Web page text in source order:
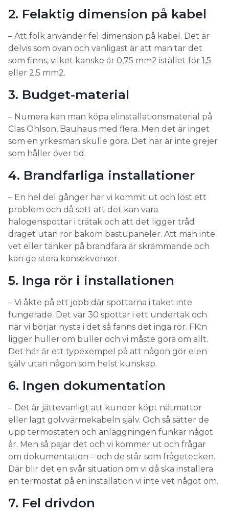
2. Felaktig dimension på kabel
– Att folk använder fel dimension på kabel. Det är
delvis som ovan och vanligast är att man tar det
som finns, vilket kanske är 0,75 mm2 istället för 1,5
eller 2,5 mm2.
3. Budget-material
– Numera kan man köpa elinstallationsmaterial på
Clas Ohlson, Bauhaus med flera. Men det är inget
som en yrkesman skulle göra. Det här är inte grejer
som håller över tid.
4. Brandfarliga installationer
– En hel del gånger har vi kommit ut och löst ett
problem och då sett att det kan vara
halogenspottar i trätak och att det ligger tråd
draget utan rör bakom bastupaneler. Att man inte
vet eller tänker på brandfara är skrämmande och
kan ge stora konsekvenser.
5. Inga rör i installationen
– Vi åkte på ett jobb där spottarna i taket inte
fungerade. Det var 30 spottar i ett undertak och
när vi börjar nysta i det så fanns det inga rör. FK:n
ligger huller om buller och vi måste göra om allt.
Det här är ett typexempel på att någon gör elen
själv utan någon som helst kunskap.
6. Ingen dokumentation
– Det är jättevanligt att kunder köpt nätmattor
eller lagt golvvärmekabeln själv. Och så sätter de
upp termostaten och anläggningen funkar något
år. Men så pajar det och vi kommer ut och frågar
om dokumentation – och de står som frågetecken.
Där blir det en svår situation om vi då ska installera
en termostat på en installation vi inte vet något om.
7. Fel drivdon